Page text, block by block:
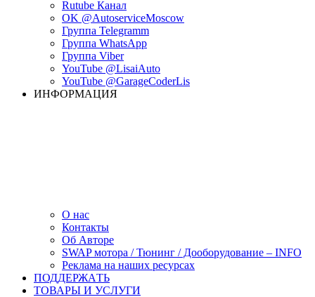
Rutube Канал
OK @AutoserviceMoscow
Группа Telegramm
Группа WhatsApp
Группа Viber
YouTube @LisaiAuto
YouTube @GarageCoderLis
ИНФОРМАЦИЯ
О нас
Контакты
Об Авторе
SWAP мотора / Тюнинг / Дооборудование – INFO
Реклама на наших ресурсах
ПОДДЕРЖАTЬ
ТОВАРЫ И УСЛУГИ